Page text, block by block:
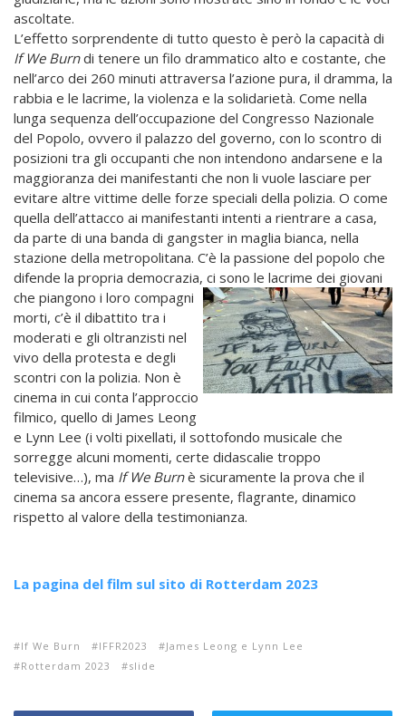
ascoltate.
L’effetto sorprendente di tutto questo è però la capacità di
If We Burndi tenere un filo drammatico alto e costante, che
nell’arco dei 260 minuti attraversa l’azione pura, il dramma, la
rabbia e le lacrime, la violenza e la solidarietà. Come nella
lunga sequenza dell’occupazione del Congresso Nazionale
del Popolo, ovvero il palazzo del governo, con lo scontro di
posizioni tra gli occupanti che non intendono andarsene e la
maggioranza dei manifestanti che non li vuole lasciare per
evitare altre vittime delle forze speciali della polizia. O come
quella dell’attacco ai manifestanti intenti a rientrare a casa,
da parte di una banda di gangster in maglia bianca, nella
stazione della metropolitana. C’è la passione del popolo che
difende la propria democrazia, ci sono le lacrime dei giovani
che piangono i loro compagni
morti, c’è il dibattito tra i
moderati e gli oltranzisti nel
vivo della protesta e degli
scontri con la polizia. Non è
cinema in cui conta l’approccio
filmico, quello di James Leong
e Lynn Lee (i volti pixellati, il sottofondo musicale che
sorregge alcuni momenti, certe didascalie troppo
televisive…), ma If We Burnè sicuramente la prova che il
cinema sa ancora essere presente, flagrante, dinamico
rispetto al valore della testimonianza.
La pagina del film sul sito di Rotterdam 2023
If We Burn IFFR2023
James Leong e Lynn Lee
Rotterdam 2023
slide